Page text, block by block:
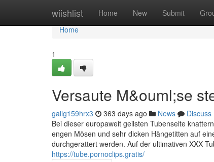
wiishlist Home New Submit
Home
Home
1
Versaute M&ouml;se
gailg159hrx3 363 days ago News
Discuss
Bei dieser europaweit geilsten Tubenseite
engen Mösen und sehr dicken Hängetitten auf
durchgerattert werden. Auf der ultimativen XXX
https://tube.pornoclips.gratis/